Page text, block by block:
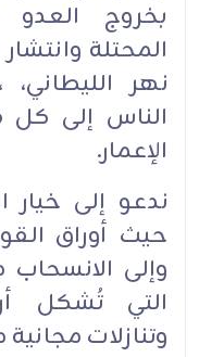
بخروج العدو
المحتلة
نهر
الناس إلى كل
الإعمار.
ندعو إلى خيار
حيث أوراق
وإلى
التي تُشكل
وتنازلات